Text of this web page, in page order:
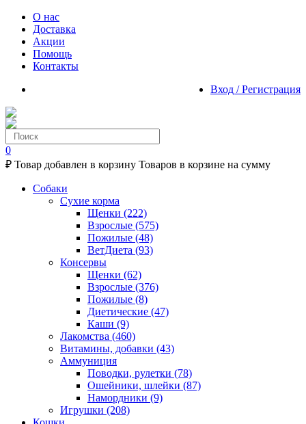
О нас
Доставка
Акции
Помощь
Контакты
Вход / Регистрация
0
₽ Товар добавлен в корзину Товаров в корзине на сумму
Собаки
Сухие корма
Щенки (222)
Взрослые (575)
Пожилые (48)
ВетДиета (93)
Консервы
Щенки (62)
Взрослые (376)
Пожилые (8)
Диетические (47)
Каши (9)
Лакомства (460)
Витамины, добавки (43)
Аммуниция
Поводки, рулетки (78)
Ошейники, шлейки (87)
Намордники (9)
Игрушки (208)